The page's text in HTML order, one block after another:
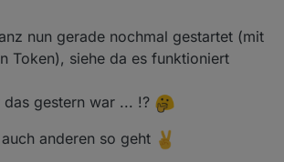
nun gerade nochmal gestartet (mit
Token), siehe da es funktioniert
das gestern war ... !?
anderen so geht